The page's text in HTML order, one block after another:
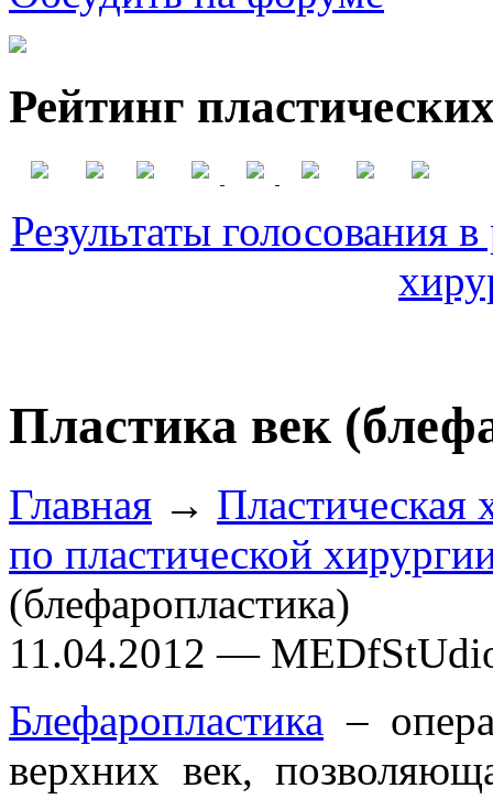
Рейтинг
Результаты голосования
Пластика век
Главная → Пластическая
по пластической
(блефаропластика)
11.04.2012 —
Блефаропластика –
верхних век,